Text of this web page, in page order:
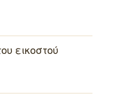
εικοστού